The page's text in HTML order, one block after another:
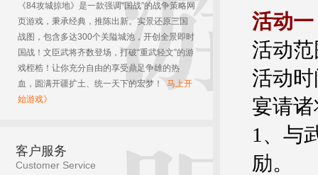
《84攻城掠地》是一款强调“国战”的战争策略网
页游戏，秉承经典，推陈出新。实景还原三国
战图，包含多达300个关隘城池，开创全景即时
国战！文臣武将齐数登场，打破“重武轻文”的游
戏桎梏！让你充分自由的享受鼎足争雄的热
血，圆满开疆扩土、统一天下的宏梦！ 马上开
始游戏》
客户服务
Customer Service
活动
活动
活动时
宴请
1、与
励。